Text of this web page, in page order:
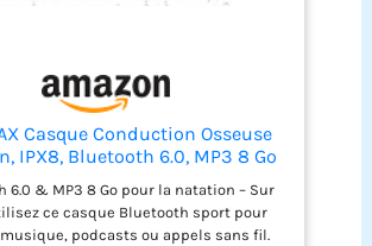
Casque Conduction Osseuse
IPX8, Bluetooth 6.0, MP3 8 Go
6.0 & MP3 8 Go pour la natation – Sur
ce casque Bluetooth sport pour
podcasts ou appels sans fil.